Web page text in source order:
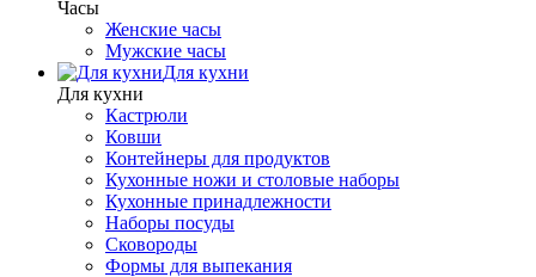
Часы
Женские часы
Мужские часы
Для кухни
Для кухни
Кастрюли
Ковши
Контейнеры для продуктов
Кухонные ножи и столовые наборы
Кухонные принадлежности
Наборы посуды
Сковороды
Формы для выпекания